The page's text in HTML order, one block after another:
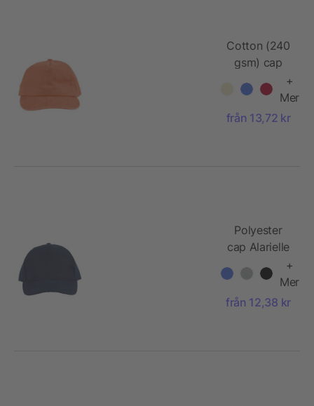
Cotton (240
gsm) cap
+
Mer
från 13,72 kr
Polyester
cap Alarielle
+
Mer
från 12,38 kr